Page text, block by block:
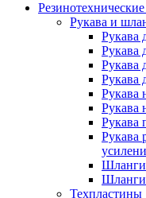
Рукава и
Рукава
Рукава
Рукава
Рукава
Рукава
Рукава
Рукава
Рукава
Техпластины